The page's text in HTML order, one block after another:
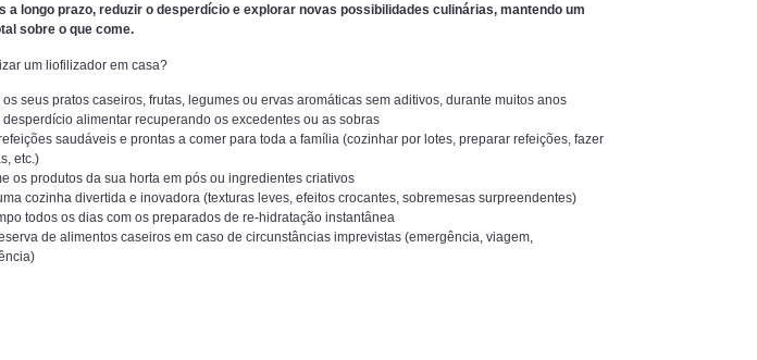
a longo prazo, reduzir o desperdício e explorar novas possibilidades culinárias, mantendo um
sobre o que come.
um liofilizador em casa?
seus pratos caseiros, frutas, legumes ou ervas aromáticas sem aditivos, durante muitos anos
desperdício alimentar recuperando os excedentes ou as sobras
saudáveis e prontas a comer para toda a família (cozinhar por lotes, preparar refeições, fazer
etc.)
os produtos da sua horta em pós ou ingredientes criativos
cozinha divertida e inovadora (texturas leves, efeitos crocantes, sobremesas surpreendentes)
todos os dias com os preparados de re-hidratação instantânea
de alimentos caseiros em caso de circunstâncias imprevistas (emergência, viagem,